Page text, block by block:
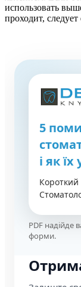
использовать
проходит, следует
5
і як
Короткий
PDF надійде
форми.